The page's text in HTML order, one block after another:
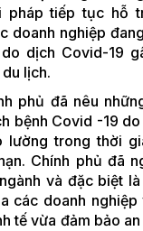
pháp tiếp tục hỗ
doanh nghiệp
dịch Covid-19
lịch.
phủ đã nêu
bệnh Covid -19
lường trong thời
Chính phủ đã
và đặc biệt
các doanh
tế vừa đảm bảo